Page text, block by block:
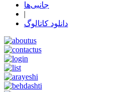
جانبی‌ها
|
دانلود کاتالوگ